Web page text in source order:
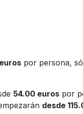
por persona,
54.00 euros por
desde